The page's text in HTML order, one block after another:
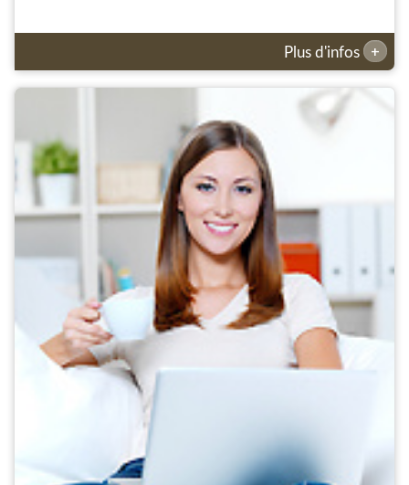
Plus d'infos +